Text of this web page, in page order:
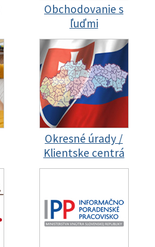
Obchodovanie s
ľuďmi
Okresné úrady /
Klientske centrá